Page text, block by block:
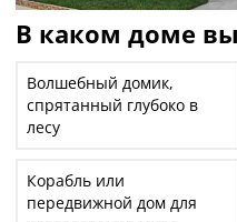
В каком доме
Волшебный домик,
спрятанный глубоко в
лесу
Корабль или
передвижной дом для